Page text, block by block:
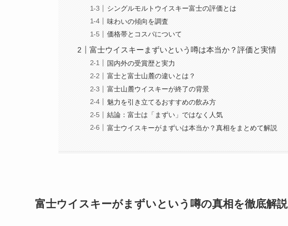
シングルモルトウイスキー富士の評価とは
味わいの傾向を調査
価格帯とコスパについて
富士ウイスキーまずいという噂は本当か？評価と実情
国内外の受賞歴と実力
富士と富士山麓の違いとは？
富士山麓ウイスキーが終了の背景
魅力を引き立てるおすすめの飲み方
結論：富士は「まずい」ではなく人気
富士ウイスキーがまずいは本当か？真相をまとめて解説
富士ウイスキーがまずいという噂の真相を徹底解説